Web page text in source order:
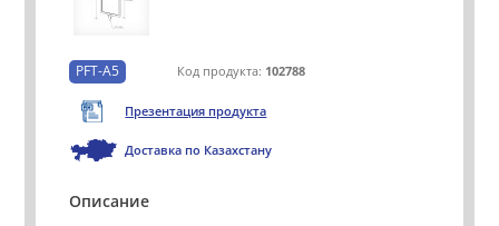
PFT-A5 Код продукта: 102788
Презентация продукта
Доставка по Казахстану
Описание